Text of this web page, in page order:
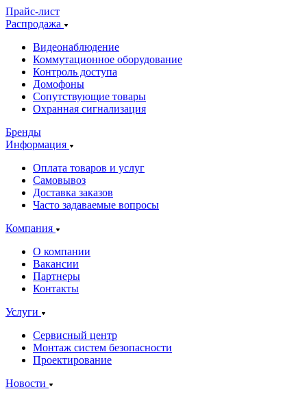
Прайс-лист
Распродажа
Видеонаблюдение
Коммутационное оборудование
Контроль доступа
Домофоны
Сопутствующие товары
Охранная сигнализация
Бренды
Информация
Оплата товаров и услуг
Самовывоз
Доставка заказов
Часто задаваемые вопросы
Компания
О компании
Вакансии
Партнеры
Контакты
Услуги
Сервисный центр
Монтаж систем безопасности
Проектирование
Новости